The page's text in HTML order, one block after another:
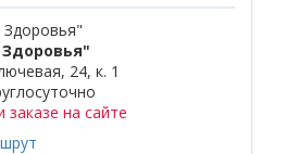
24, к. 1
заказе на сайте